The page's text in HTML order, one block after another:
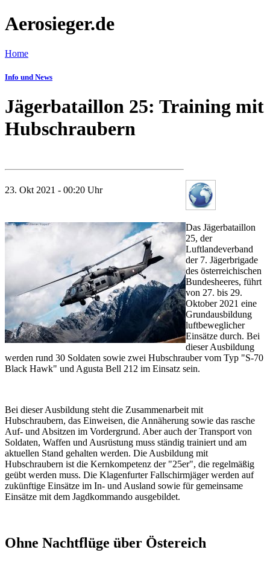
Aerosieger.de
Home
Info und News
Jägerbataillon 25: Training mit
Hubschraubern
23. Okt 2021 - 00:20 Uhr
Das Jägerbataillon
25, der
Luftlandeverband
der 7. Jägerbrigade
des österreichischen
Bundesheeres, führt
von 27. bis 29.
Oktober 2021 eine
Grundausbildung
luftbeweglicher
Einsätze durch. Bei
dieser Ausbildung
werden rund 30 Soldaten sowie zwei Hubschrauber vom Typ "S-70
Black Hawk" und Agusta Bell 212 im Einsatz sein.
Bei dieser Ausbildung steht die Zusammenarbeit mit
Hubschraubern, das Einweisen, die Annäherung sowie das rasche
Auf- und Absitzen im Vordergrund. Aber auch der Transport von
Soldaten, Waffen und Ausrüstung muss ständig trainiert und am
aktuellen Stand gehalten werden. Die Ausbildung mit
Hubschraubern ist die Kernkompetenz der "25er", die regelmäßig
geübt werden muss. Die Klagenfurter Fallschirmjäger werden auf
zukünftige Einsätze im In- und Ausland sowie für gemeinsame
Einsätze mit dem Jagdkommando ausgebildet.
Ohne Nachtflüge über Östereich